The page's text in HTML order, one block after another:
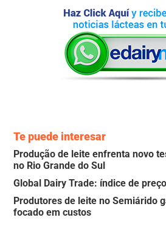
Te puede interesar
Produção de leite enfrenta novo
no Rio Grande do Sul
Global Dairy Trade: índice de
Produtores de leite no Semiárido
focado em custos